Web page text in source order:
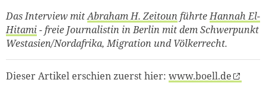
Das Interview mitAbraham H. Zeitoun führteHannah El-
Hitami- freie Journalistin in Berlin mit dem Schwerpunkt
Westasien/Nordafrika, Migration und Völkerrecht.
Dieser Artikel erschien zuerst hier: www.boell.de